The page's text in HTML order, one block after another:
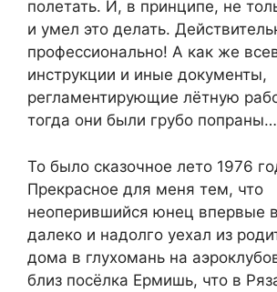
полетать. И, в принципе, не
и умел это делать.
профессионально! А как же
инструкции и иные документы,
регламентирующие лётную
тогда они были грубо попраны…
То было сказочное лето 1976
Прекрасное для меня тем, что
неоперившийся юнец впервые
далеко и надолго уехал из
дома в глухомань на
близ посёлка Ермишь, что в